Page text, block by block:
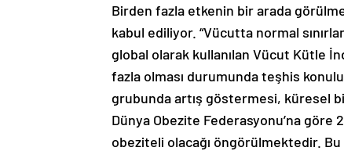
Birden fazla etkenin bir arada
kabul ediliyor. “Vücutta normal
global olarak kullanılan Vücut Kütle
fazla olması durumunda teşhis
grubunda artış göstermesi, küresel
Dünya Obezite Federasyonu’na göre
obeziteli olacağı öngörülmektedir.